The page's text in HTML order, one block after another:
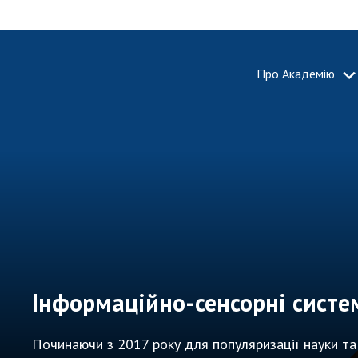
Про Академію
та
НАН
Інформаційно-сенсорні
Починаючи з 2017 року для популяризації науки